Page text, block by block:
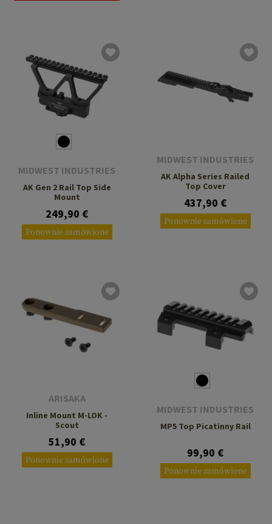
MIDWEST INDUSTRIES
AK Gen 2 Rail Top Side
Mount
249,90 €
Ponownie zamówione
MIDWEST INDUSTRIES
AK Alpha Series Railed
Top Cover
437,90 €
Ponownie zamówione
ARISAKA
Inline Mount M-LOK -
Scout
51,90 €
Ponownie zamówione
MIDWEST INDUSTRIES
MP5 Top Picatinny Rail
99,90 €
Ponownie zamówione